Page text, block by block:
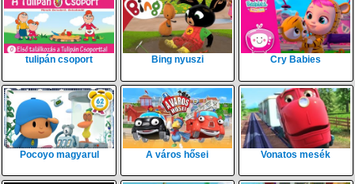
tulipán csoport Bing nyuszi Cry Babies
Pocoyo magyarul A város hősei Vonatos mesék